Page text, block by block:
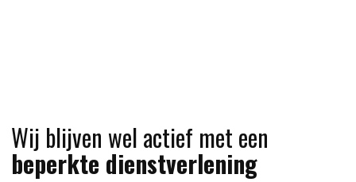
Wij blijven wel actief met een
beperkte dienstverlening